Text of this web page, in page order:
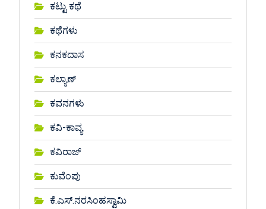
ಕಟ್ಟು ಕಥೆ
ಕಥೆಗಳು
ಕನಕದಾಸ
ಕಲ್ಯಾಣ್
ಕವನಗಳು
ಕವಿ-ಕಾವ್ಯ
ಕವಿರಾಜ್
ಕುವೆಂಪು
ಕೆ.ಎಸ್.ನರಸಿಂಹಸ್ವಾಮಿ